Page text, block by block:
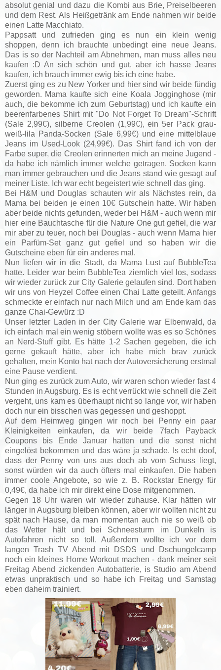
absolut genial und dazu die Kombi aus Brie, Preiselbeeren
und dem Rest. Als Heißgetränk am Ende nahmen wir beide
einen Latte Macchiato.
Pappsatt und zufrieden ging es nun ein klein wenig
shoppen, denn ich brauchte unbedingt eine neue Jeans.
Das is so der Nachteil am Abnehmen, man muss alles neu
kaufen :D An sich schön und gut, aber ich hasse Jeans
kaufen, ich brauch immer ewig bis ich eine habe.
Zuerst ging es zu New Yorker und hier sind wir beide fündig
geworden. Mama kaufte sich eine Koala Jogginghose (mir
auch, die bekomme ich zum Geburtstag) und ich kaufte ein
beerenfarbenes Shirt mit "Do Not Forget To Dream"-Schrift
(Sale 2,99€), silberne Creolen (1,99€), ein 5er Pack grau-
weiß-lila Panda-Socken (Sale 6,99€) und eine mittelblaue
Jeans im Used-Look (24,99€). Das Shirt fand ich von der
Farbe super, die Creolen erinnerten mich an meine Jugend -
da habe ich nämlich immer welche getragen, Socken kann
man immer gebrauchen und die Jeans stand wie gesagt auf
meiner Liste. Ich war echt begeistert wie schnell das ging.
Bei H&M und Douglas schauten wir als Nächstes rein, da
Mama bei beiden je einen 10€ Gutschein hatte. Wir haben
aber beide nichts gefunden, weder bei H&M - auch wenn mir
hier eine Bauchtasche für die Nature One gut gefiel, die war
mir aber zu teuer, noch bei Douglas - auch wenn Mama hier
ein Parfüm-Set ganz gut gefiel und so haben wir die
Gutscheine eben für ein anderes mal.
Nun liefen wir in die Stadt, da Mama Lust auf BubbleTea
hatte. Leider war beim BubbleTea ziemlich viel los, sodass
wir wieder zurück zur City Galerie gelaufen sind. Dort haben
wir uns von Heyzel Coffee einen Chai Latte geteilt. Anfangs
schmeckte er einfach nur nach Milch und am Ende kam das
ganze Chai-Gewürz :D
Unser letzter Laden in der City Galerie war Elbenwald, da
ich einfach mal ein wenig stöbern wollte was es so Schönes
an Nerd-Stuff gibt. Es hätte 1-2 Sachen gegeben, die ich
gerne gekauft hätte, aber ich habe mich brav zurück
gehalten, mein Konto hat nach der Autoversicherung erstmal
eine Pause verdient.
Nun ging es zurück zum Auto, wir waren schon wieder fast 4
Stunden in Augsburg. Es is echt verrückt wie schnell die Zeit
vergeht, uns kam es überhaupt nicht so lange vor, wir haben
doch nur ein bisschen was gegessen und geshoppt.
Auf dem Heimweg gingen wir noch bei Penny ein paar
Kleinigkeiten einkaufen, da wir beide 7fach Payback
Coupons bis Ende Januar hatten und die sonst nicht
eingelöst bekommen und das wäre ja schade. Is echt doof,
dass der Penny von uns aus doch ab vom Schuss liegt,
sonst würden wir da auch öfters mal einkaufen. Die haben
immer coole Angebote, so wie z. B. Rockstar Energy für
0,49€, da habe ich mir direkt eine Dose mitgenommen.
Gegen 18 Uhr waren wir wieder zuhause. Klar hätten wir
länger in Augsburg bleiben können, aber wir wollten nicht zu
spät nach Hause, da man momentan auch nie so weiß ob
das Wetter hält und bei Schneesturm im Dunkeln is
Autofahren nicht so toll. Außerdem wollte ich vor dem
langen Trash TV Abend mit DSDS und Dschungelcamp
noch ein kleines Home Workout machen - dank meiner seit
Freitag Abend zickenden Autobatterie, is Studio am Abend
etwas unpraktisch und so habe ich Freitag und Samstag
eben daheim trainiert.